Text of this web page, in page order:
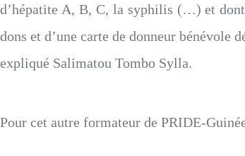
d’hépatite A, B, C, la syphilis (…) et dont
dons et d’une carte de donneur bénévole
expliqué Salimatou Tombo Sylla.
Pour cet autre formateur de PRIDE-